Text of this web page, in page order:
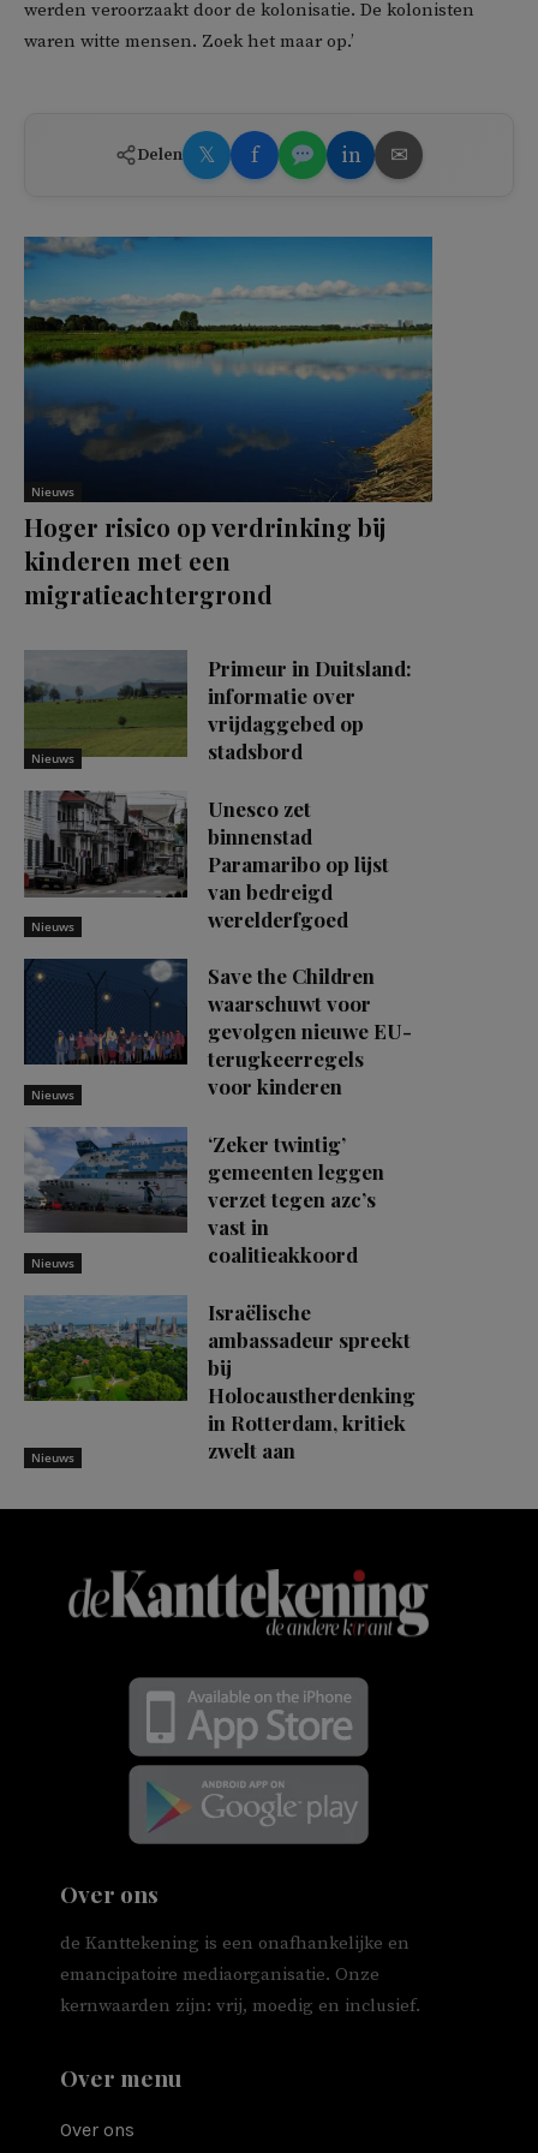
werden veroorzaakt door de kolonisatie. De kolonisten
waren witte mensen. Zoek het maar op.’
Delen 𝕏 f in ✉
Nieuws
Hoger risico op verdrinking bij
kinderen met een
migratieachtergrond
Nieuws
Primeur in Duitsland:
informatie over
vrijdaggebed op
stadsbord
Nieuws
Unesco zet
binnenstad
Paramaribo op lijst
van bedreigd
werelderfgoed
Nieuws
Save the Children
waarschuwt voor
gevolgen nieuwe EU-
terugkeerregels
voor kinderen
Nieuws
‘Zeker twintig’
gemeenten leggen
verzet tegen azc’s
vast in
coalitieakkoord
Nieuws
Israëlische
ambassadeur spreekt
bij
Holocaustherdenking
in Rotterdam, kritiek
zwelt aan
Over ons
de Kanttekening is een onafhankelijke en
emancipatoire mediaorganisatie. Onze
kernwaarden zijn: vrij, moedig en inclusief.
Over menu
Over ons